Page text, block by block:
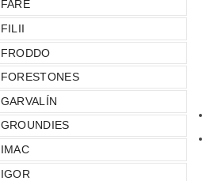
FARE
FILII
FRODDO
FORESTONES
GARVALÍN
GROUNDIES
IMAC
IGOR